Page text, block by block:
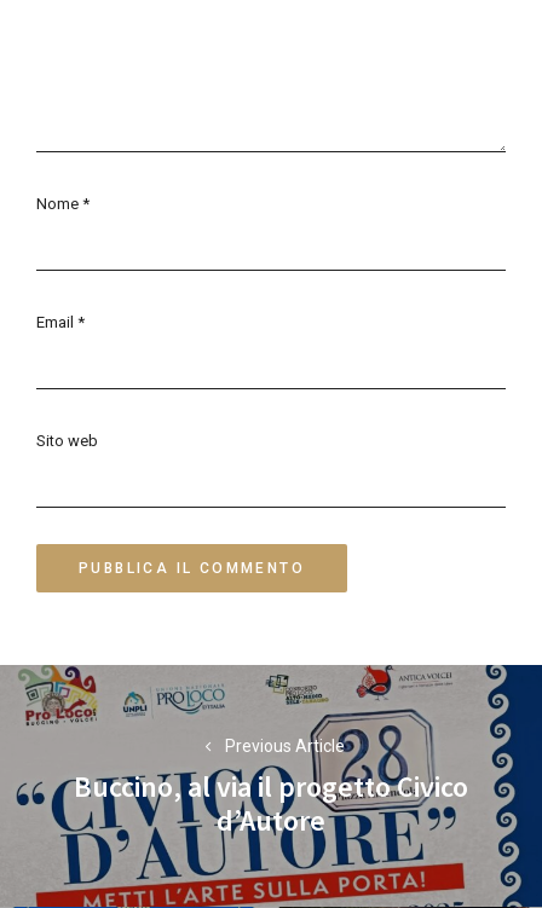
Nome *
Email *
Sito web
Navigazione
articoli
Previous Article
Previous
post:
Buccino, al via il progetto Civico
d’Autore